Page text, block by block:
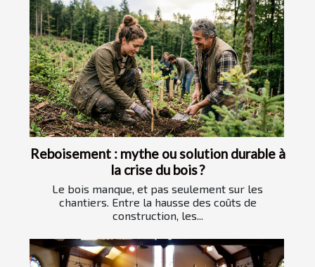
Reboisement : mythe ou solution durable à
la crise du bois ?
Le bois manque, et pas seulement sur les
chantiers. Entre la hausse des coûts de
construction, les...